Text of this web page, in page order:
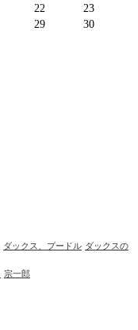
22
23
29
30
ダックス、プードル ダックスの
宗一郎